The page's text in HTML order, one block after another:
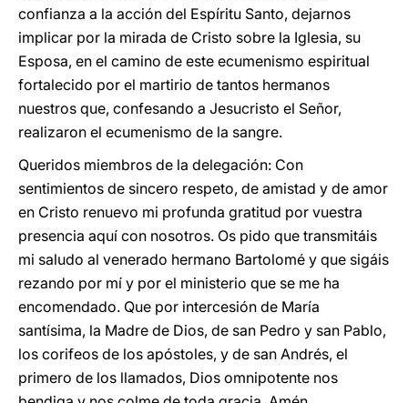
confianza a la acción del Espíritu Santo, dejarnos
implicar por la mirada de Cristo sobre la Iglesia, su
Esposa, en el camino de este ecumenismo espiritual
fortalecido por el martirio de tantos hermanos
nuestros que, confesando a Jesucristo el Señor,
realizaron el ecumenismo de la sangre.
Queridos miembros de la delegación: Con
sentimientos de sincero respeto, de amistad y de amor
en Cristo renuevo mi profunda gratitud por vuestra
presencia aquí con nosotros. Os pido que transmitáis
mi saludo al venerado hermano Bartolomé y que sigáis
rezando por mí y por el ministerio que se me ha
encomendado. Que por intercesión de María
santísima, la Madre de Dios, de san Pedro y san Pablo,
los corifeos de los apóstoles, y de san Andrés, el
primero de los llamados, Dios omnipotente nos